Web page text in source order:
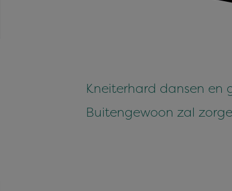
Kneiterhard dansen en
Buitengewoon zal